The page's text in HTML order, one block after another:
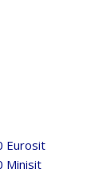
Eurosit
Minisit